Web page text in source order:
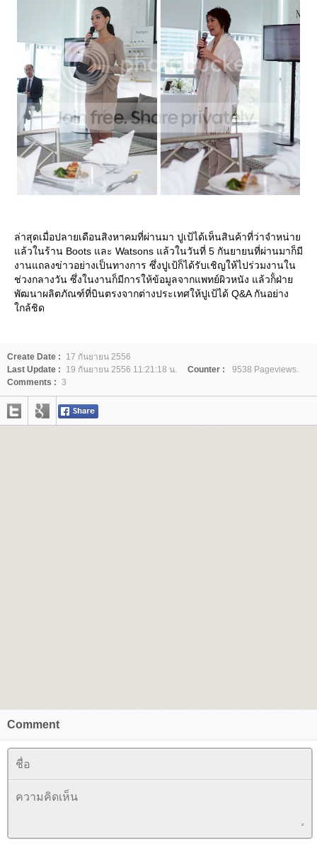
ล่าสุดเมื่อปลายเดือนสิงหาคมที่ผ่านมา ปูเป้ได้เห็นสินค้าที่ว่าจำหน่า
ล้วในร้าน ​Boots และ Watsons แล้วในวันที่ 5 กันยายนที่ผ่านมาก็มี
งานแถลงข่าวอย่างเป็นทางการ ซึ่งปูเป้ก็ได้รับเชิญให้ไปร่วมงานใน
ช่วงกลางวัน ซึ่งในงานก็มีการให้ข้อมูลจากแพทย์ผิวหนัง แล้วก็่ฝ่า
พัฒนาผลิตภัณฑ์ที่บินตรงจากต่างประเทศให้ปูเป้ได้ Q&A กันอย่าง
กล้ชิด
Create Date :
17 กันยายน 2556
Last Update :
19 กันยายน 2556 11:21:18 น. Counter :
9538 Pageviews.
Comments : 3
Comment